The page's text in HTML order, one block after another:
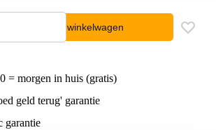
In winkelwagen
= morgen in huis (gratis)
geld terug' garantie
garantie